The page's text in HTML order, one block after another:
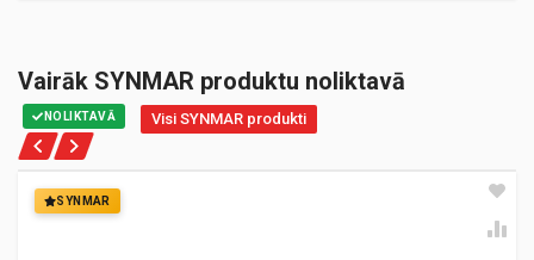
Vairāk SYNMAR produktu noliktavā
NOLIKTAVĀ Visi SYNMAR produkti
SYNMAR